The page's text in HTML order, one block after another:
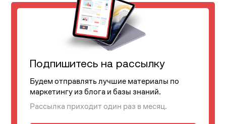
Подпишитесь на рассылку
Будем отправлять лучшие материалы по
маркетингу из блога и базы знаний.
Рассылка приходит один раз в месяц.